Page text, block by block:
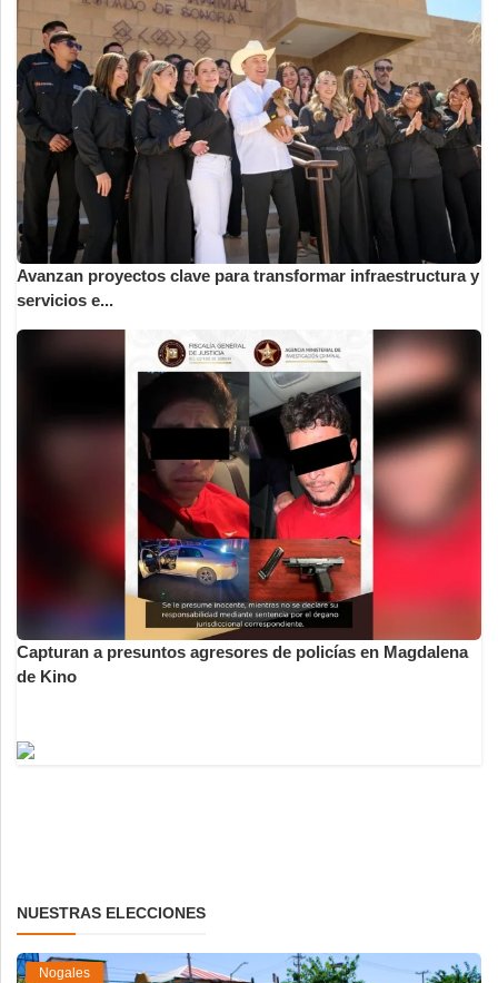
Avanzan proyectos clave para transformar infraestructura y
servicios e...
Capturan a presuntos agresores de policías en Magdalena
de Kino
NUESTRAS ELECCIONES
Nogales